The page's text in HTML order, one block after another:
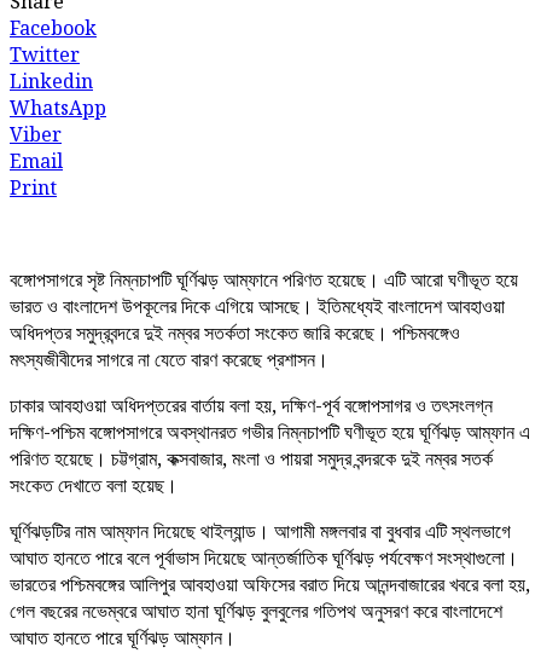
Facebook
Twitter
Linkedin
WhatsApp
Viber
Email
Print
বঙ্গোপসাগরে সৃষ্ট নিম্নচাপটি ঘূর্ণিঝড় আম্ফানে পরিণত হয়েছে। এটি আরো ঘণীভূত হয়ে
ভারত ও বাংলাদেশ উপকূলের দিকে এগিয়ে আসছে। ইতিমধ্যেই বাংলাদেশ আবহাওয়া
অধিদপ্তর সমুদ্রবন্দরে দুই নম্বর সতর্কতা সংকেত জারি করেছে। পশ্চিমবঙ্গেও
মৎস্যজীবীদের সাগরে না যেতে বারণ করেছে প্রশাসন।
ঢাকার আবহাওয়া অধিদপ্তরের বার্তায় বলা হয়, দক্ষিণ-পূর্ব বঙ্গোপসাগর ও তৎসংলগ্ন
দক্ষিণ-পশ্চিম বঙ্গোপসাগরে অবস্থানরত গভীর নিম্নচাপটি ঘণীভূত হয়ে ঘূর্ণিঝড় আম্ফান এ
পরিণত হয়েছে। চট্টগ্রাম, কক্সবাজার, মংলা ও পায়রা সমুদ্র বন্দরকে দুই নম্বর সতর্ক
সংকেত দেখাতে বলা হয়েছ।
ঘূর্ণিঝড়টির নাম আম্ফান দিয়েছে থাইল্যান্ড। আগামী মঙ্গলবার বা বুধবার এটি স্থলভাগে
আঘাত হানতে পারে বলে পূর্বাভাস দিয়েছে আন্তর্জাতিক ঘূর্ণিঝড় পর্যবেক্ষণ সংস্থাগুলো।
ভারতের পশ্চিমবঙ্গের আলিপুর আবহাওয়া অফিসের বরাত দিয়ে আনন্দবাজারের খবরে বলা হয়,
গেল বছরের নভেম্বরে আঘাত হানা ঘূর্ণিঝড় বুলবুলের গতিপথ অনুসরণ করে বাংলাদেশে
আঘাত হানতে পারে ঘূর্ণিঝড় আম্ফান।